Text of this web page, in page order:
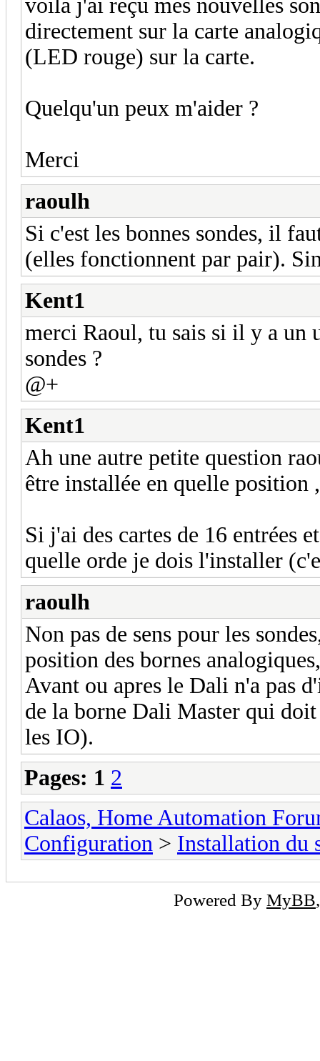
voila j'ai reçu mes nouvelles
directement sur la carte
(LED rouge) sur la carte.
Quelqu'un peux m'aider ?
Merci
raoulh
Si c'est les bonnes sondes, il
(elles fonctionnent par pair).
Kent1
merci Raoul, tu sais si il y a un
sondes ?
@+
Kent1
Ah une autre petite question
être installée en quelle position
Si j'ai des cartes de 16 entrées
quelle orde je dois l'installer
raoulh
Non pas de sens pour les
position des bornes
Avant ou apres le Dali n'a pas
de la borne Dali Master qui
les IO).
Pages: 1 2
Calaos, Home Automation
Configuration > Installation du
Powered By MyBB